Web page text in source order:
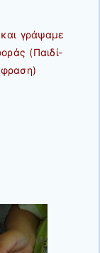
γράψαμε
(Παιδί-